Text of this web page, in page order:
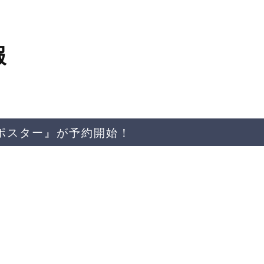
ター』が予約開始！